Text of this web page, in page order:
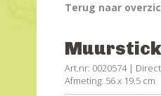
Terug naar
Art.nr: 0020574 |
Afmeting: 56 x 19.5 cm